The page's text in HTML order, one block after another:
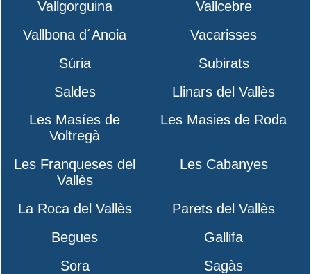
Vallgorguina
Vallcebre
Vallbona d´Anoia
Vacarisses
Súria
Subirats
Saldes
Llinars del Vallès
Les Masíes de
Voltregà
Les Masies de Roda
Les Franqueses del
Vallès
Les Cabanyes
La Roca del Vallès
Parets del Vallès
Begues
Gallifa
Sora
Sagàs